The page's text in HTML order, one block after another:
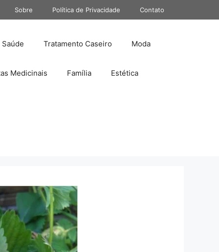
Sobre Política de Privacidade Contato
Saúde Tratamento Caseiro Moda
Medicinais Família Estética